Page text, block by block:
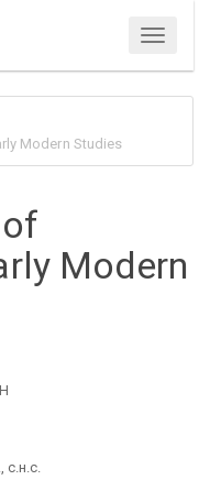
Menu
Modern Studies
Modern
с.н.с.